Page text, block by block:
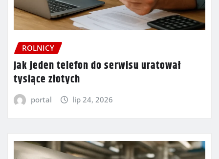
ROLNICY
Jak jeden telefon do serwisu uratował
tysiące złotych
portal lip 24, 2026